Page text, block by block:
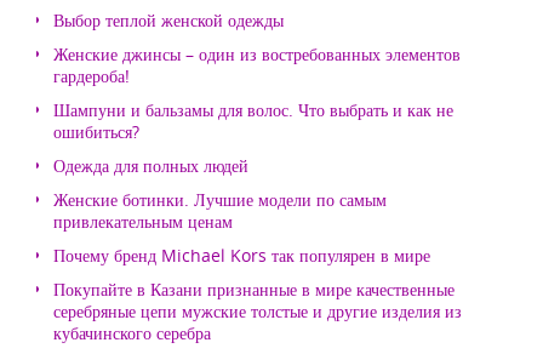
Выбор теплой женской одежды
Женские джинсы – один из востребованных элементов
гардероба!
Шампуни и бальзамы для волос. Что выбрать и как не
ошибиться?
Одежда для полных людей
Женские ботинки. Лучшие модели по самым
привлекательным ценам
Почему бренд Michael Kors так популярен в мире
Покупайте в Казани признанные в мире качественные
серебряные цепи мужские толстые и другие изделия из
кубачинского серебра